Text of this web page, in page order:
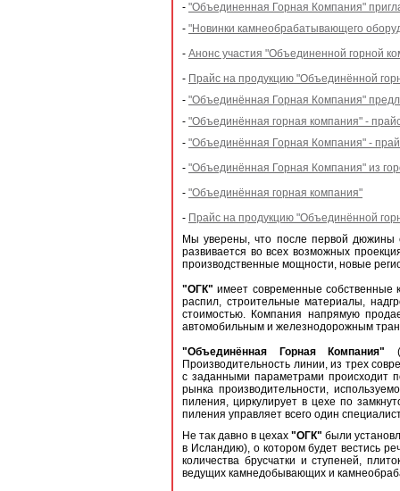
- "Объединенная Горная Компания"
- "Новинки камнеобрабатывающего
- Анонс участия "Объединенной горной
- Прайс на продукцию "Объединённой
- "Объединённая Горная Компания"
- "Объединённая горная компания" -
- "Объединённая Горная Компания" -
- "Объединённая Горная Компания" из
- "Объединённая горная компания"
- Прайс на продукцию "Объединённой
Мы уверены, что после первой дюжины
развивается во всех возможных
производственные мощности, новые
"ОГК" имеет современные собственные
распил, строительные материалы,
стоимостью. Компания напрямую
автомобильным и железнодорожным
"Объединённая Горная Компания"
Производительность линии, из трех
с заданными параметрами происходит
рынка производительности,
пиления, циркулирует в цехе по
пиления управляет всего один
Не так давно в цехах "ОГК" были
в Исландию), о котором будет вестись
количества брусчатки и ступеней,
ведущих камнедобывающих и